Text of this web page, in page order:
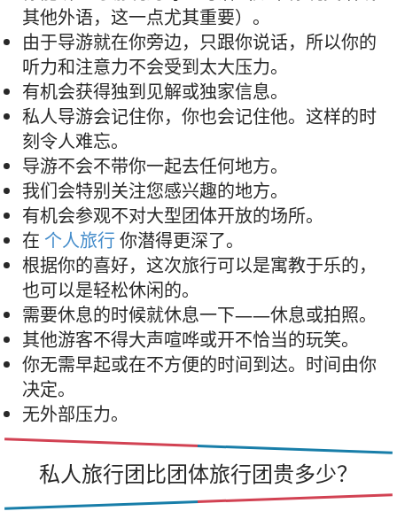
其他外语，这一点尤其重要）。
由于导游就在你旁边，只跟你说话，所以你的
听力和注意力不会受到太大压力。
有机会获得独到见解或独家信息。
私人导游会记住你，你也会记住他。这样的时
刻令人难忘。
导游不会不带你一起去任何地方。
我们会特别关注您感兴趣的地方。
有机会参观不对大型团体开放的场所。
在 个人旅行 你潜得更深了。
根据你的喜好，这次旅行可以是寓教于乐的，
也可以是轻松休闲的。
需要休息的时候就休息一下——休息或拍照。
其他游客不得大声喧哗或开不恰当的玩笑。
你无需早起或在不方便的时间到达。时间由你
决定。
无外部压力。
私人旅行团比团体旅行团贵多少？